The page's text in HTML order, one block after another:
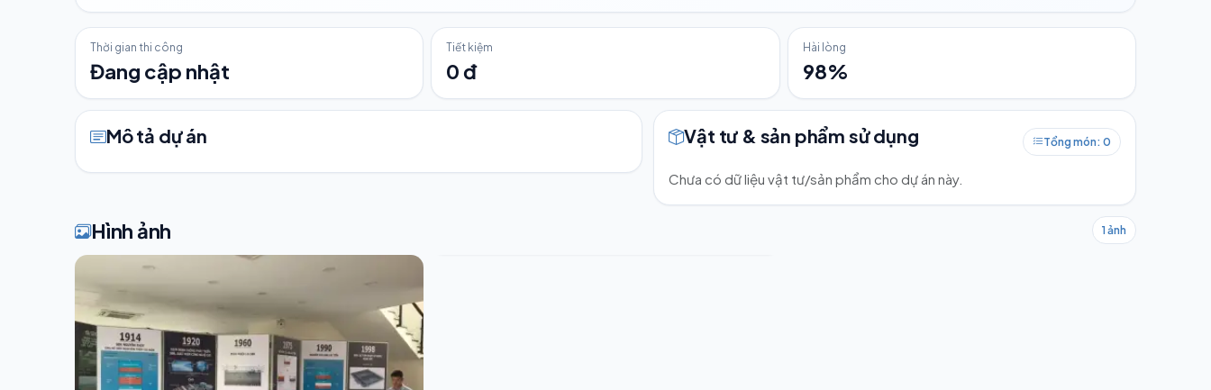
Thời gian thi công
Đang cập nhật
Tiết kiệm
0 đ
Hài lòng
98%
Mô tả dự án Vật tư & sản phẩm sử dụng Tổng món: 0
Chưa có dữ liệu vật tư/sản phẩm cho dự án này.
Hình ảnh 1 ảnh